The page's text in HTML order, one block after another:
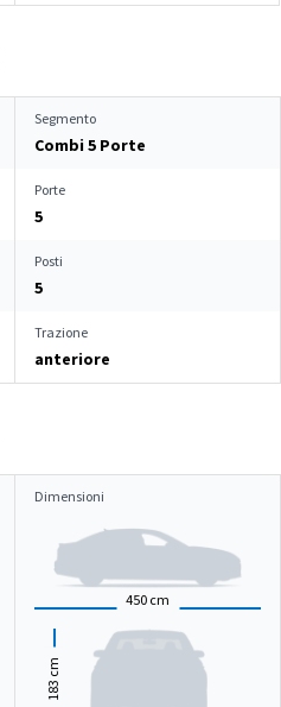
Segmento
Combi 5 Porte
Porte
5
Posti
5
Trazione
anteriore
Dimensioni
450 cm
183
cm